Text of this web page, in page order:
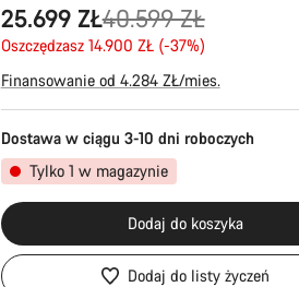
25.699 ZŁ
Oryginalna
cena
40.599 ZŁ
Oszczędzasz 14.900 ZŁ (-37%)
Finansowanie od 4.284 ZŁ/mies.
Dostawa w ciągu 3-10 dni roboczych
Tylko 1 w magazynie
Dodaj do koszyka
Dodaj do listy życzeń